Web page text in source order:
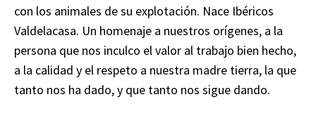
con los animales de su explotación. Nace Ibéricos
Valdelacasa. Un homenaje a nuestros orígenes, a la
persona que nos inculco el valor al trabajo bien hecho,
a la calidad y el respeto a nuestra madre tierra, la que
tanto nos ha dado, y que tanto nos sigue dando.